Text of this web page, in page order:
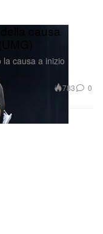
causa
causa a inizio
783 0